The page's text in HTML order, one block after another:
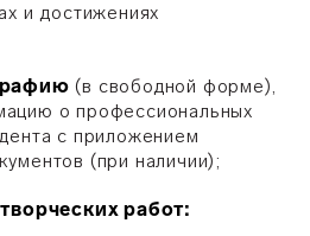
и достижениях
(в свободной форме),
о профессиональных
с приложением
(при наличии);
работ: